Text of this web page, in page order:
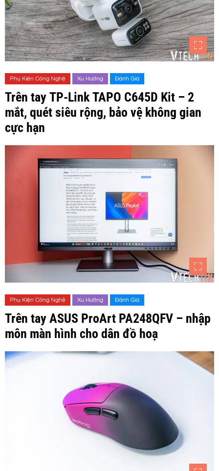
Phụ Kiện Công Nghệ Xu Hướng Đánh Giá
Trên tay TP-Link TAPO C645D Kit – 2
mắt, quét siêu rộng, bảo vệ không gian
cực hạn
Phụ Kiện Công Nghệ Xu Hướng Đánh Giá
Trên tay ASUS ProArt PA248QFV – nhập
môn màn hình cho dân đồ hoạ